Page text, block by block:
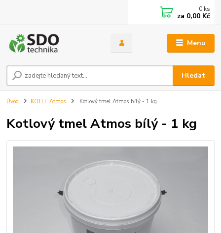
Menu
Hledat
0 ks
za 0,00 Kč
Úvod KOTLE Atmos Kotlový tmel Atmos bílý - 1 kg
Kotlový tmel Atmos bílý - 1 kg